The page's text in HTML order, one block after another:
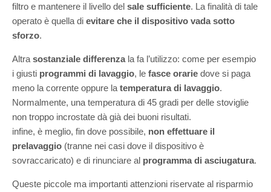
filtro e mantenere il livello del sale sufficiente. La finalità di tale
operato è quella di evitare che il dispositivo vada sotto
sforzo.
Altra sostanziale differenzala fa l’utilizzo: come per esempio
i giusti programmi di lavaggio, le fasce orarie dove si paga
meno la corrente oppure la temperatura di lavaggio.
Normalmente, una temperatura di 45 gradi per delle stoviglie
non troppo incrostate dà già dei buoni risultati.
infine, è meglio, fin dove possibile, non effettuare il
prelavaggio (tranne nei casi dove il dispositivo è
sovraccaricato) e di rinunciare al programma di asciugatura.
Queste piccole ma importanti attenzioni riservate al risparmio